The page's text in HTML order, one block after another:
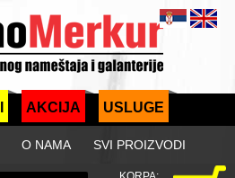
AKCIJA USLUGE
O NAMA SVI PROIZVODI